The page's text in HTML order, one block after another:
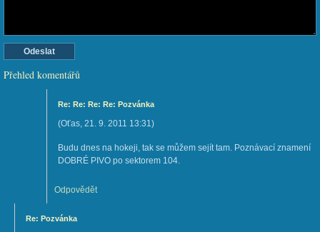
Přehled komentářů
Re: Re: Re: Re: Pozvánka
(Oťas, 21. 9. 2011 13:31)
Budu dnes na hokeji, tak se můžem sejít tam. Poznávací znamení
DOBRÉ PIVO po sektorem 104.
Odpovědět
Re: Pozvánka